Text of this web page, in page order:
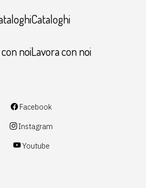
noiLavora con noi
Facebook
Instagram
Youtube